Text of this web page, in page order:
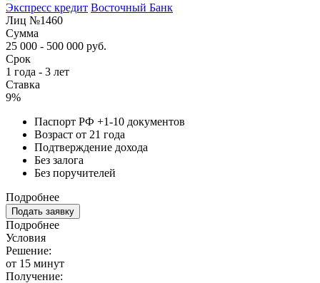
Экспресс кредит Восточный Банк
Лиц №1460
Сумма
25 000 - 500 000 руб.
Срок
1 года - 3 лет
Ставка
9%
Паспорт РФ +1-10 документов
Возраст от 21 года
Подтверждение дохода
Без залога
Без поручителей
Подробнее
Подать заявку
Подробнее
Условия
Решение:
от 15 минут
Получение: